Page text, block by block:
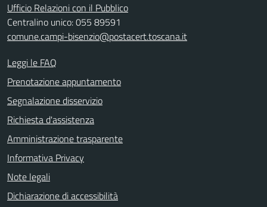
Ufficio Relazioni con il Pubblico
Centralino unico: 055 89591
comune.campi-bisenzio@postacert.toscana.it
Leggi le FAQ
Prenotazione appuntamento
Segnalazione disservizio
Richiesta d'assistenza
Amministrazione trasparente
Informativa Privacy
Note legali
Dichiarazione di accessibilità